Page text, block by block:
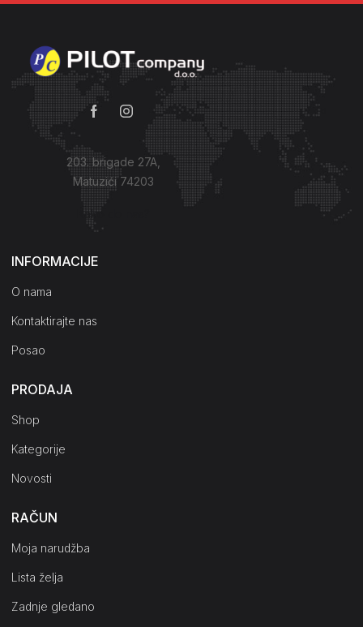
203. brigade 27A,
Matuzići 74203
Kako do nas?
INFORMACIJE
O nama
Kontaktirajte nas
Posao
PRODAJA
Shop
Kategorije
Novosti
RAČUN
Moja narudžba
Lista želja
Zadnje gledano